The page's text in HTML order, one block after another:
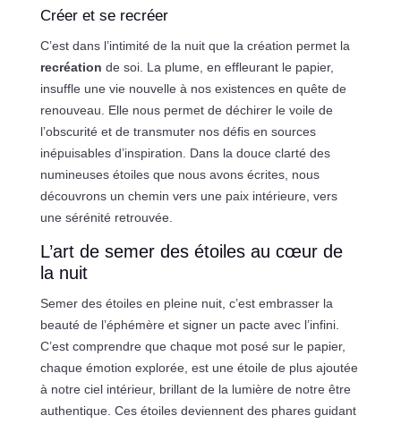
Créer et se recréer
C’est dans l’intimité de la nuit que la création permet la
recréation de soi. La plume, en effleurant le papier,
insuffle une vie nouvelle à nos existences en quête de
renouveau. Elle nous permet de déchirer le voile de
l’obscurité et de transmuter nos défis en sources
inépuisables d’inspiration. Dans la douce clarté des
numineuses étoiles que nous avons écrites, nous
découvrons un chemin vers une paix intérieure, vers
une sérénité retrouvée.
L’art de semer des étoiles au cœur de
la nuit
Semer des étoiles en pleine nuit, c’est embrasser la
beauté de l’éphémère et signer un pacte avec l’infini.
C’est comprendre que chaque mot posé sur le papier,
chaque émotion explorée, est une étoile de plus ajoutée
à notre ciel intérieur, brillant de la lumière de notre être
authentique. Ces étoiles deviennent des phares guidant